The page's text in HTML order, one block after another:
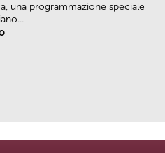
una programmazione speciale